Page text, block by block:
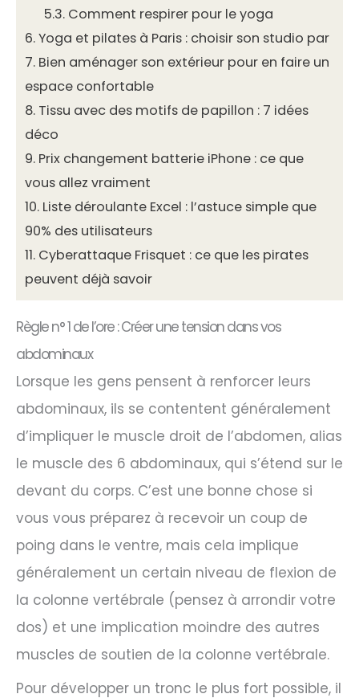
5.3. Comment respirer pour le yoga
6.Yoga et pilates à Paris : choisir son studio par
7. Bien aménager son extérieur pour en faire un
espace confortable
8. Tissu avec des motifs de papillon : 7 idées
déco
9. Prix changement batterie iPhone : ce que
vous allez vraiment
10. Liste déroulante Excel : l’astuce simple que
90% des utilisateurs
11. Cyberattaque Frisquet : ce que les pirates
peuvent déjà savoir
Règle n° 1 de l’ore : Créer une tension dans vos
abdominaux
Lorsque les gens pensent à renforcer leurs
abdominaux, ils se contentent généralement
d’impliquer le muscle droit de l’abdomen, alias
le muscle des 6 abdominaux, qui s’étend sur le
devant du corps. C’est une bonne chose si
vous vous préparez à recevoir un coup de
poing dans le ventre, mais cela implique
généralement un certain niveau de flexion de
la colonne vertébrale (pensez à arrondir votre
dos) et une implication moindre des autres
muscles de soutien de la colonne vertébrale.
Pour développer un tronc le plus fort possible, il